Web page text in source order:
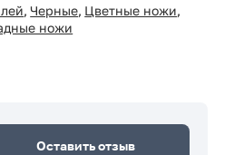
, Черные, Цветные ножи,
ножи
Оставить отзыв